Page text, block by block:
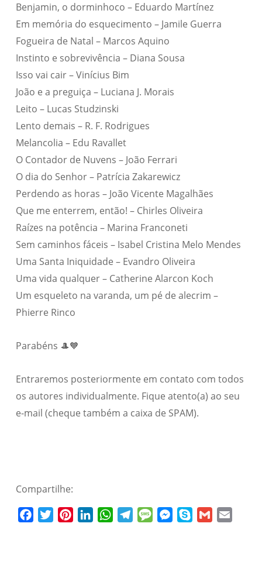
Benjamin, o dorminhoco – Eduardo Martínez
Em memória do esquecimento – Jamile Guerra
Fogueira de Natal – Marcos Aquino
Instinto e sobrevivência – Diana Sousa
Isso vai cair – Vinícius Bim
João e a preguiça – Luciana J. Morais
Leito – Lucas Studzinski
Lento demais – R. F. Rodrigues
Melancolia – Edu Ravallet
O Contador de Nuvens – João Ferrari
O dia do Senhor – Patrícia Zakarewicz
Perdendo as horas – João Vicente Magalhães
Que me enterrem, então! – Chirles Oliveira
Raízes na potência – Marina Franconeti
Sem caminhos fáceis – Isabel Cristina Melo Mendes
Uma Santa Iniquidade – Evandro Oliveira
Uma vida qualquer – Catherine Alarcon Koch
Um esqueleto na varanda, um pé de alecrim –
Phierre Rinco
Parabéns 🎩🧡
Entraremos posteriormente em contato com todos
os autores individualmente. Fique atento(a) ao seu
e-mail (cheque também a caixa de SPAM).
Compartilhe:
FacebookTwitterPinterestLinkedInWhatsAppTelegramMessageMessenger
Skype Gmail